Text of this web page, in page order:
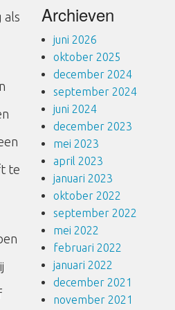
als
te
Archieven
juni 2026
oktober 2025
december 2024
september 2024
juni 2024
december 2023
mei 2023
april 2023
januari 2023
oktober 2022
september 2022
mei 2022
februari 2022
januari 2022
december 2021
november 2021